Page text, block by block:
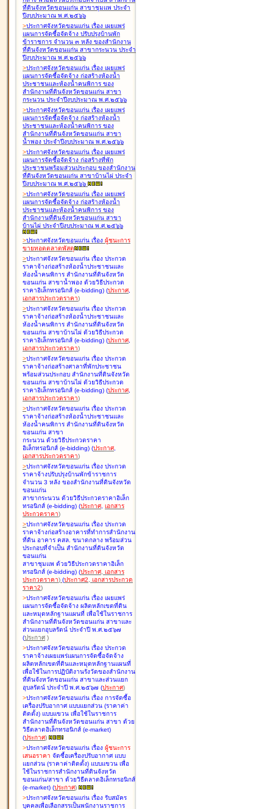
ที่ดินจังหวัดขอนแก่น สาขาชุมแพ ประจำ
ปีงบประมาณ พ.ศ.๒๕๖๖
>ประกาศจังหวัดขอนแก่น เรื่อง เผยแพร่
แผนการจัดซื้อจัดจ้าง ปรับปรุงบ้านพัก
ข้าราชการ จำนวน ๓ หลัง ของสำนักงาน
ที่ดินจังหวัดขอนแก่น สาขากระนวน ประจำ
ปีงบประมาณ พ.ศ.๒๕๖๖
>ประกาศจังหวัดขอนแก่น เรื่อง เผยแพร่
แผนการจัดซื้อจัดจ้าง ก่อสร้างห้องน้ำ
ประชาชนและห้องน้ำคนพิการ ของ
สำนักงานที่ดินจังหวัดขอนแก่น สาขา
กระนวน ประจำปีงบประมาณ พ.ศ.๒๕๖๖
>ประกาศจังหวัดขอนแก่น เรื่อง เผยแพร่
แผนการจัดซื้อจัดจ้าง ก่อสร้างห้องน้ำ
ประชาชนและห้องน้ำคนพิการ ของ
สำนักงานที่ดินจังหวัดขอนแก่น สาขา
น้ำพอง ประจำปีงบประมาณ พ.ศ.๒๕๖๖
>ประกาศจังหวัดขอนแก่น เรื่อง เผยแพร่
แผนการจัดซื้อจัดจ้าง ก่อสร้างที่พัก
ประชาชนพร้อมส่วนประกอบ ของสำนักงาน
ที่ดินจังหวัดขอนแก่น สาขาบ้านไผ่ ประจำ
ปีงบประมาณ พ.ศ.๒๕๖๖
>ประกาศจังหวัดขอนแก่น เรื่อง เผยแพร่
แผนการจัดซื้อจัดจ้าง ก่อสร้างห้องน้ำ
ประชาชนและห้องน้ำคนพิการ ของ
สำนักงานที่ดินจังหวัดขอนแก่น สาขา
บ้านไผ่ ประจำปีงบประมาณ พ.ศ.๒๕๖๖
>ประกาศจังหวัดขอนแก่น เรื่อง ผู้ชนะการ
ขายทอดตลาดพัสดุ
>ประกาศจังหวัดขอนแก่น เรื่อง ประกวด
ราคาจ้างก่อสร้างห้องน้ำประชาชนและ
ห้องน้ำคนพิการ สำนักงานที่ดินจังหวัด
ขอนแก่น สาขาน้ำพอง ด้วยวิธีประกวด
ราคาอิเล็กทรอนิกส์ (e-bidding) (ประกาศ,
เอกสารประกวดราคา)
>ประกาศจังหวัดขอนแก่น เรื่อง ประกวด
ราคาจ้างก่อสร้างห้องน้ำประชาชนและ
ห้องน้ำคนพิการ สำนักงานที่ดินจังหวัด
ขอนแก่น สาขาบ้านไผ่ ด้วยวิธีประกวด
ราคาอิเล็กทรอนิกส์ (e-bidding) (ประกาศ,
เอกสารประกวดราคา)
>ประกาศจังหวัดขอนแก่น เรื่อง ประกวด
ราคาจ้างก่อสร้างศาลาที่พักประชาชน
พร้อมส่วนประกอบ สำนักงานที่ดินจังหวัด
ขอนแก่น สาขาบ้านไผ่ ด้วยวิธีประกวด
ราคาอิเล็กทรอนิกส์ (e-bidding) (ประกาศ,
เอกสารประกวดราคา)
>ประกาศจังหวัดขอนแก่น เรื่อง ประกวด
ราคาจ้างก่อสร้างห้องน้ำประชาชนและ
ห้องน้ำคนพิการ สำนักงานที่ดินจังหวัด
ขอนแก่น สาขา
กระนวน ด้วยวิธีประกวดราคา
อิเล็กทรอนิกส์ (e-bidding) (ประกาศ,
เอกสารประกวดราคา)
>ประกาศจังหวัดขอนแก่น เรื่อง ประกวด
ราคาจ้างปรับปรุงบ้านพักข้าราชการ
จำนวน 3 หลัง ของสำนักงานที่ดินจังหวัด
ขอนแก่น
สาขากระนวน ด้วยวิธีประกวดราคาอิเล็ก
ทรอนิกส์ (e-bidding) (ประกาศ, เอกสาร
ประกวดราคา)
>ประกาศจังหวัดขอนแก่น เรื่อง ประกวด
ราคาจ้างก่อสร้างอาคารที่ทำการสำนักงาน
ที่ดิน อาคาร คสล. ขนาดกลาง พร้อมส่วน
ประกอบที่จำเป็น สำนักงานที่ดินจังหวัด
ขอนแก่น
สาขาชุมแพ ด้วยวิธีประกวดราคาอิเล็ก
ทรอนิกส์ (e-bidding) (ประกาศ, เอกสาร
ประกวดราคา) (ประกาศ2, เอกสารประกวด
ราคา2)
>ประกาศจังหวัดขอนแก่น เรื่อง เผยแพร่
แผนการจัดซื้อจัดจ้าง ผลิตหลักเขตที่ดิน
และหมุดหลักฐานแผนที่ เพื่อใช้ในราชการ
สำนักงานที่ดินจังหวัดขอนแก่น สาขาและ
ส่วนแยกอุบลรัตน์ ประจำปี พ.ศ.๒๕๖๗
(ประกาศ )
>ประกาศจังหวัดขอนแก่น เรื่อง ประกวด
ราคาจ้างเผยแพร่แผนการจัดซื้อจัดจ้าง
ผลิตหลักเขตที่ดินและหมุดหลักฐานแผนที่
เพื่อใช้ในการปฏิบัติงานรังวัดของสำนักงาน
ที่ดินจังหวัดขอนแก่น สาขาและส่วนแยก
อุบลรัตน์ ประจำปี พ.ศ.๒๕๖๗ (ประกาศ)
>ประกาศจังหวัดขอนแก่น เรื่อง การจัดซื้อ
เครื่องปรับอากาศ แบบแยกส่วน (ราคาค่า
ติดตั้ง) แบบแขวน เพื่อใช้ในราชการ
สำนักงานที่ดินจังหวัดขอนแก่น สาขา ด้วย
วิธีตลาดอิเล็กทรอนิกส์ (e-market)
(ประกาศ)
>ประกาศจังหวัดขอนแก่น เรื่อง ผู้ชนะการ
เสนอราคา จัดซื้อเครื่องปรับอากาศ แบบ
แยกส่วน (ราคาค่าติดตั้ง) แบบแขวน เพื่อ
ใช้ในราชการสำนักงานที่ดินจังหวัด
ขอนแก่น/สาขา ด้วยวิธีตลาดอิเล็กทรอนิกส์
(e-market) (ประกาศ)
>ประกาศจังหวัดขอนแก่น เรื่อง รับสมัคร
บุคคลเพื่อเลือกสรรเป็นพนักงานราชการ